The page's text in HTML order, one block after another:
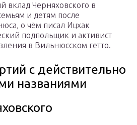
вклад Черняховского в
и детям после
о чём писал Ицхак
подпольщик и активист
в Вильнюсском гетто.
с действительно
названиями